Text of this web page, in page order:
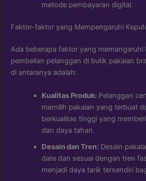
metode pembayaran digital.
Faktor-faktor yang Mempengaruhi
Ada beberapa faktor yang memengaruhi
pembelian pelanggan di butik pakaian
di antaranya adalah:
Kualitas Produk: Pelanggan
memilih pakaian yang terbuat
berkualitas tinggi yang
dan daya tahan.
Desain dan Tren: Desain
date dan sesuai dengan tren
menjadi daya tarik tersendiri